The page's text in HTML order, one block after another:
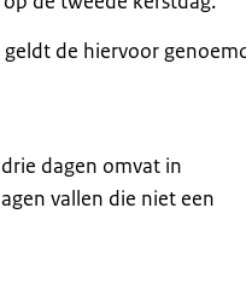
de hiervoor
dagen omvat in
vallen die niet een